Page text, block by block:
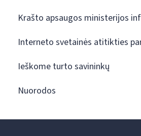
Krašto apsaugos ministerijos
Interneto svetainės atitikties
Ieškome turto savininkų
Nuorodos